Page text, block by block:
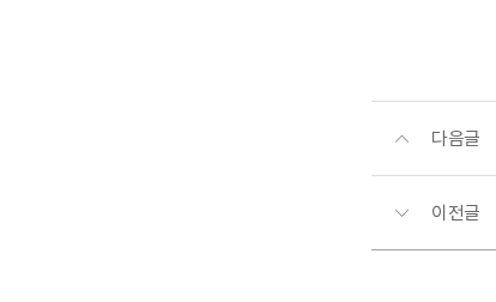
다음글
이전글